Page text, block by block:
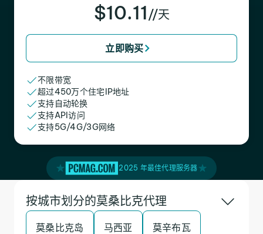
$10.11 //天
立即购买
不限带宽
超过450万个住宅IP地址
支持自动轮换
支持API访问
支持5G/4G/3G网络
2025 年最佳代理服务器
按城市划分的莫桑比克代理
莫桑比克岛 马西亚 莫辛布瓦